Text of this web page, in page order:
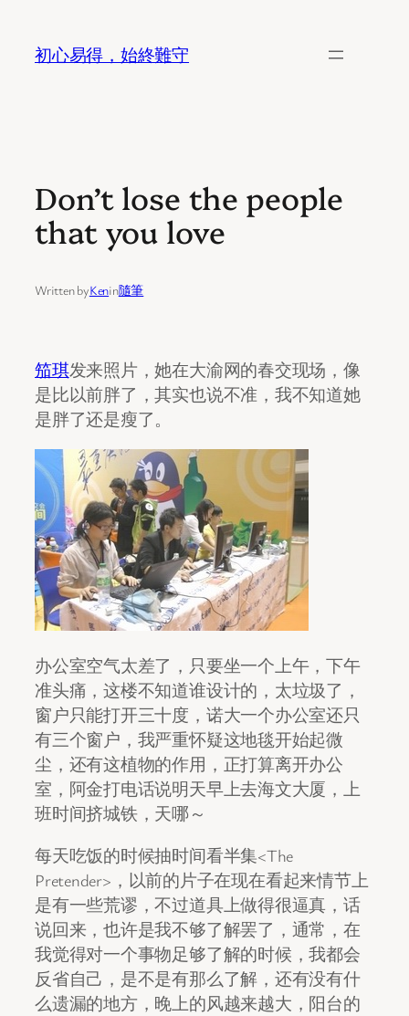
content
初心易得，始終難守
Don’t lose the people
that you love
Written byKenin隨筆
笳琪发来照片，她在大渝网的春交现场，像
是比以前胖了，其实也说不准，我不知道她
是胖了还是瘦了。
办公室空气太差了，只要坐一个上午，下午
准头痛，这楼不知道谁设计的，太垃圾了，
窗户只能打开三十度，诺大一个办公室还只
有三个窗户，我严重怀疑这地毯开始起微
尘，还有这植物的作用，正打算离开办公
室，阿金打电话说明天早上去海文大厦，上
班时间挤城铁，天哪～
每天吃饭的时候抽时间看半集<The
Pretender>，以前的片子在现在看起来情节上
是有一些荒谬，不过道具上做得很逼真，话
说回来，也许是我不够了解罢了，通常，在
我觉得对一个事物足够了解的时候，我都会
反省自己，是不是有那么了解，还有没有什
么遗漏的地方，晚上的风越来越大，阳台的